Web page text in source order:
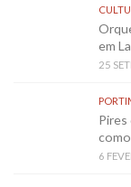
em
25
6